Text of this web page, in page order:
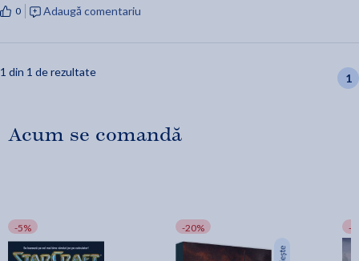
0 Adaugă comentariu
1 din 1 de rezultate 1
Acum se comandă
-5% -20% -